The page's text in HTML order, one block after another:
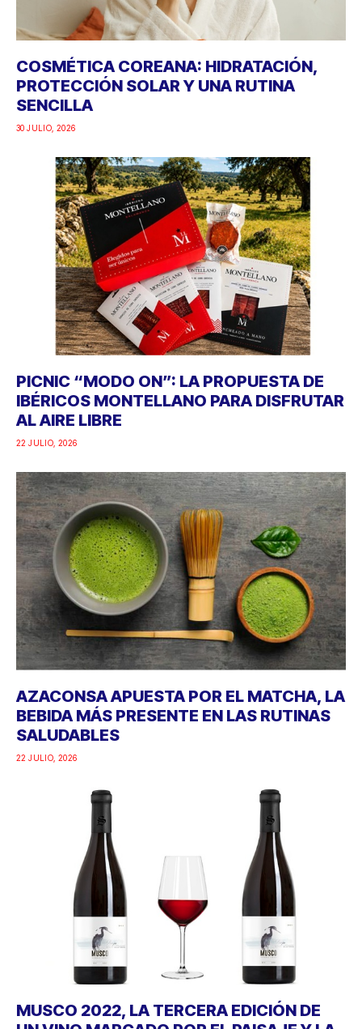
COSMÉTICA COREANA: HIDRATACIÓN,
PROTECCIÓN SOLAR Y UNA RUTINA
SENCILLA
30 JULIO, 2026
PICNIC “MODO ON”: LA PROPUESTA DE
IBÉRICOS MONTELLANO PARA DISFRUTAR
AL AIRE LIBRE
22 JULIO, 2026
AZACONSA APUESTA POR EL MATCHA, LA
BEBIDA MÁS PRESENTE EN LAS RUTINAS
SALUDABLES
22 JULIO, 2026
MUSCO 2022, LA TERCERA EDICIÓN DE